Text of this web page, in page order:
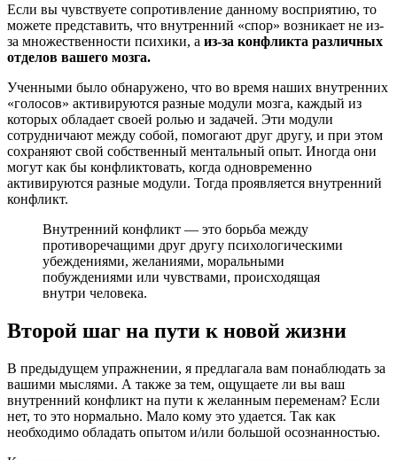
Если вы чувствуете сопротивление данному восприятию, то
можете представить, что внутренний «спор» возникает не из-
за множественности психики, а из-за конфликта различных
отделов вашего мозга.
Ученными было обнаружено, что во время наших внутренних
«голосов» активируются разные модули мозга, каждый из
которых обладает своей ролью и задачей. Эти модули
сотрудничают между собой, помогают друг другу, и при этом
сохраняют свой собственный ментальный опыт. Иногда они
могут как бы конфликтовать, когда одновременно
активируются разные модули. Тогда проявляется внутренний
конфликт.
Внутренний конфликт — это борьба между
противоречащими друг другу психологическими
убеждениями, желаниями, моральными
побуждениями или чувствами, происходящая
внутри человека.
Второй шаг на пути к новой жизни
В предыдущем упражнении, я предлагала вам понаблюдать за
вашими мыслями. А также за тем, ощущаете ли вы ваш
внутренний конфликт на пути к желанным переменам? Если
нет, то это нормально. Мало кому это удается. Так как
необходимо обладать опытом и/или большой осознанностью.